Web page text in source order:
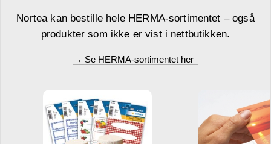
Nortea kan bestille hele HERMA-sortimentet – også
produkter som ikke er vist i nettbutikken.
→ Se HERMA-sortimentet her